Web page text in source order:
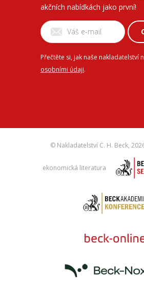
akčních nabídkách jako první!
Přečtěte si, jak naše nakladatelství
osobními údaji.
© Nakladatelství C. H. Beck,
ekonomická literatura